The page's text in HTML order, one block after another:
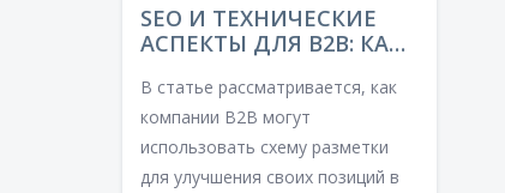
SEO И ТЕХНИЧЕСКИЕ
АСПЕКТЫ ДЛЯ B2B: КАК
РАЗМЕТКИ
В статье рассматривается, как
компании B2B могут
использовать схему разметки
для улучшения своих позиций в